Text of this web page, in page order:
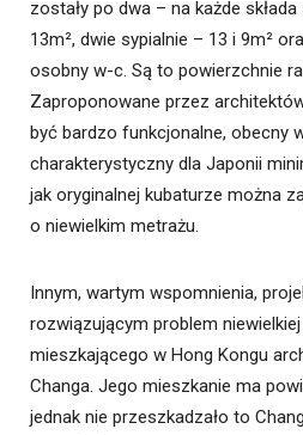
zostały po dwa – na każde
13m², dwie sypialnie – 13 i 9m²
osobny w-c. Są to powierzchnie
Zaproponowane przez
być bardzo funkcjonalne, obecny
charakterystyczny dla Japonii
jak oryginalnej kubaturze można
o niewielkim metrażu.
Innym, wartym wspomnienia,
rozwiązującym problem
mieszkającego w Hong Kongu
Changa. Jego mieszkanie ma
jednak nie przeszkadzało to